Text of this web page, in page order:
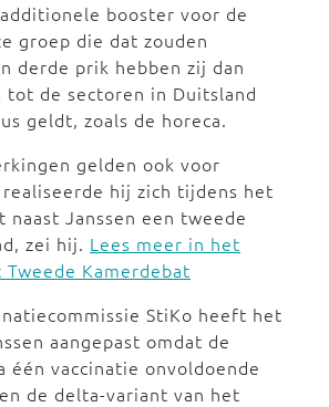
booster voor de
groep die dat zouden
derde prik hebben zij dan
tot de sectoren in Duitsland
geldt, zoals de horeca.
gelden ook voor
hij zich tijdens het
Janssen een tweede
zei hij. Lees meer in het
Kamerdebat
StiKo heeft het
aangepast omdat de
één vaccinatie onvoldoende
de delta-variant van het